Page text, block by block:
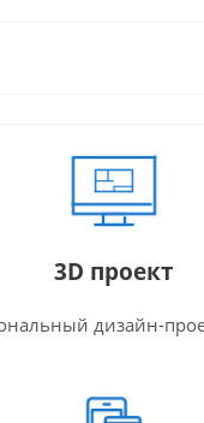
3D проект
дизайн-